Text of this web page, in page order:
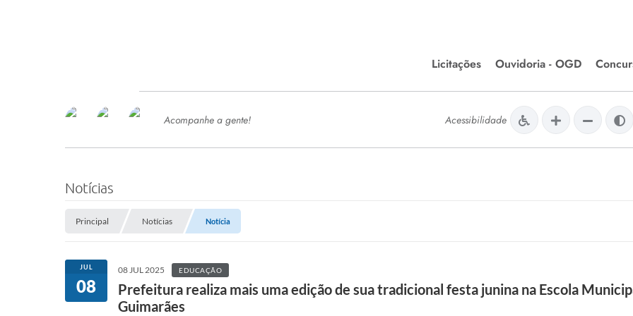
Licitações
Editais de Licitações
Chamamentos Públicos
Ouvidoria - OGD
SERVIÇOS
SEMED
Processo de Contratação -
Concursos e Processos Seletivos
Esporte
Meio Ambiente
Acompanhe a gente! Acessibilidade
Notícias
Principal Notícias Notícia
JUL
08
08 JUL 2025 EDUCAÇÃO
Prefeitura realiza mais uma edição de sua tradicional festa junina na Escola
Guimarães